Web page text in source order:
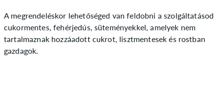
A megrendeléskor lehetőséged van feldobni a szolgáltatásod
cukormentes, fehérjedús, süteményekkel, amelyek nem
tartalmaznak hozzáadott cukrot, lisztmentesek és rostban
gazdagok.